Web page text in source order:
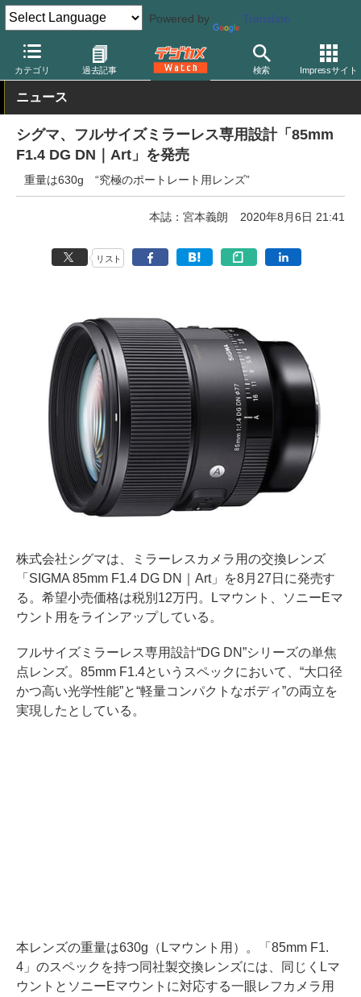
Powered by Translate
カテゴリ 過去記事 検索 Impressサイト
デジカメ Watch レンズ 交換レンズ シグマ
ニュース
シグマ、フルサイズミラーレス専用設計「85mm
F1.4 DG DN｜Art」を発売
重量は630g “究極のポートレート用レンズ”
本誌：宮本義朗 2020年8月6日 21:41
リスト
株式会社シグマは、ミラーレスカメラ用の交換レンズ
「SIGMA 85mm F1.4 DG DN｜Art」を8月27日に発売す
る。希望小売価格は税別12万円。Lマウント、ソニーEマ
ウント用をラインアップしている。
フルサイズミラーレス専用設計“DG DN”シリーズの単焦
点レンズ。85mm F1.4というスペックにおいて、“大口径
かつ高い光学性能”と“軽量コンパクトなボディ”の両立を
実現したとしている。
本レンズの重量は630g（Lマウント用）。「85mm F1.
4」のスペックを持つ同社製交換レンズには、同じくLマ
ウントとソニーEマウントに対応する一眼レフカメラ用